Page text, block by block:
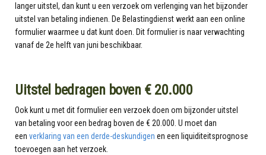
langer uitstel, dan kunt u een verzoek om verlenging van het bijzonder
uitstel van betaling indienen. De Belastingdienst werkt aan een online
formulier waarmee u dat kunt doen. Dit formulier is naar verwachting
vanaf de 2e helft van juni beschikbaar.
Uitstel bedragen boven € 20.000
Ook kunt u met dit formulier een verzoek doen om bijzonder uitstel
van betaling voor een bedrag boven de € 20.000. U moet dan
een verklaring van een derde-deskundigen en een liquiditeitsprognose
toevoegen aan het verzoek.